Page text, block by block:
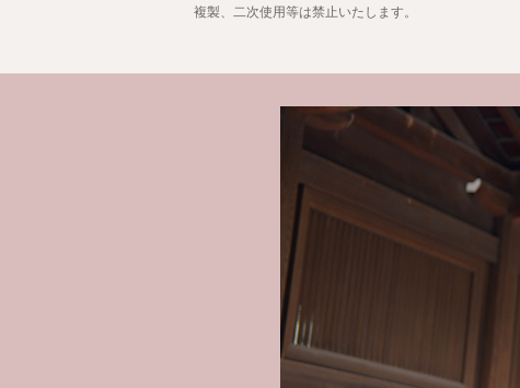
複製、二次使用等は禁止いたします。